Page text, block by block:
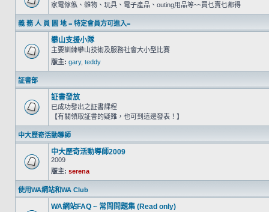
家電傢俬、雜物、玩具、電子產品、outing用品等~~買乜賣乜都得
義 務 人 員 園 地 = 特定會員方可進入=
攀山支援小隊
主要訓練攀山技術及服務社會大小型比賽
版主: gary, teddy
証書部
証書發放
已成功發出之証書課程
【有關領取証書的疑難，也可到這邊發表！】
中大歷奇活動導師
中大歷奇活動導師2009
2009
版主: serena
使用WA網站和WA Club
WA網站FAQ ~ 常問問題集 (Read only)